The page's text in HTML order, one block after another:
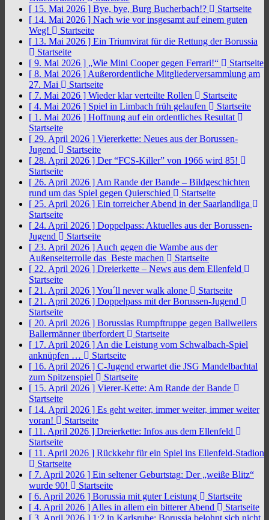
[ 15. Mai 2026 ] Bye, bye, Burg Bucherbach!?
Startseite
[ 14. Mai 2026 ] Nach wie vor insgesamt auf einem guten
Weg!
Startseite
[ 13. Mai 2026 ] Ein Triumvirat für die Rettung der Borussia
Startseite
[ 9. Mai 2026 ] „Wie Mini Cooper gegen Ferrari!“
Startseite
[ 8. Mai 2026 ] Außerordentliche Mitgliederversammlung am
27. Mai
Startseite
[ 7. Mai 2026 ] Wieder klar verteilte Rollen
Startseite
[ 4. Mai 2026 ] Spiel in Limbach früh gelaufen
Startseite
[ 1. Mai 2026 ] Hoffnung auf ein ordentliches Resultat
Startseite
[ 29. April 2026 ] Viererkette: Neues aus der Borussen-
Jugend
Startseite
[ 28. April 2026 ] Der “FCS-Killer” von 1966 wird 85!
Startseite
[ 26. April 2026 ] Am Rande der Bande – Bildgeschichten
rund um das Spiel gegen Quierschied
Startseite
[ 25. April 2026 ] Ein torreicher Abend in der Saarlandliga
Startseite
[ 24. April 2026 ] Doppelpass: Aktuelles aus der Borussen-
Jugend
Startseite
[ 23. April 2026 ] Auch gegen die Wambe aus der
Außenseiterrolle das Beste machen
Startseite
[ 22. April 2026 ] Dreierkette – News aus dem Ellenfeld
Startseite
[ 21. April 2026 ]You´ll never walk alone
Startseite
[ 21. April 2026 ] Doppelpass mit der Borussen-Jugend
Startseite
[ 20. April 2026 ] Borussias Rumpftruppe gegen Ballweilers
Ballermänner überfordert
Startseite
[ 17. April 2026 ] An die Leistung vom Schwalbach-Spiel
anknüpfen …
Startseite
[ 16. April 2026 ] C-Jugend erwartet die JSG Mandelbachtal
zum Spitzenspiel
Startseite
[ 15. April 2026 ] Vierer-Kette: Am Rande der Bande
Startseite
[ 14. April 2026 ] Es geht weiter, immer weiter, immer weiter
voran!
Startseite
[ 11. April 2026 ] Dreierkette: Infos aus dem Ellenfeld
Startseite
[ 11. April 2026 ] Rückkehr für ein Spiel ins Ellenfeld-Stadion
Startseite
[ 7. April 2026 ] Ein seltener Geburtstag: Der „weiße Blitz“
wurde 90!
Startseite
[ 6. April 2026 ] Borussia mit guter Leistung
Startseite
[ 4. April 2026 ] Alles in allem ein bitterer Abend
Startseite
[ 3. April 2026 ] 1:2 in Karlsruhe: Borussia belohnt sich nicht